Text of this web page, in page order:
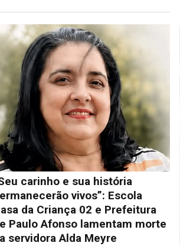
carinho e sua história
vivos”: Escola
da Criança 02 e Prefeitura
Paulo Afonso lamentam morte
servidora Alda Meyre